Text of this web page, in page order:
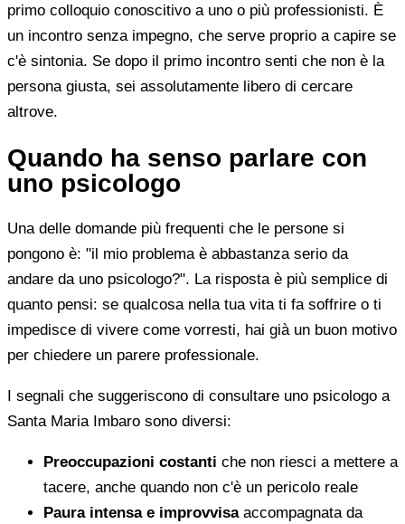
primo colloquio conoscitivo a uno o più professionisti. È
un incontro senza impegno, che serve proprio a capire se
c'è sintonia. Se dopo il primo incontro senti che non è la
persona giusta, sei assolutamente libero di cercare
altrove.
Quando ha senso parlare con
uno psicologo
Una delle domande più frequenti che le persone si
pongono è: "il mio problema è abbastanza serio da
andare da uno psicologo?". La risposta è più semplice di
quanto pensi: se qualcosa nella tua vita ti fa soffrire o ti
impedisce di vivere come vorresti, hai già un buon motivo
per chiedere un parere professionale.
I segnali che suggeriscono di consultare uno psicologo a
Santa Maria Imbaro sono diversi:
Preoccupazioni costanti che non riesci a mettere a
tacere, anche quando non c'è un pericolo reale
Paura intensa e improvvisaaccompagnata da